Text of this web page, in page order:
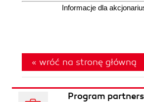
Informacje dla
« wróć na stronę główną
Program